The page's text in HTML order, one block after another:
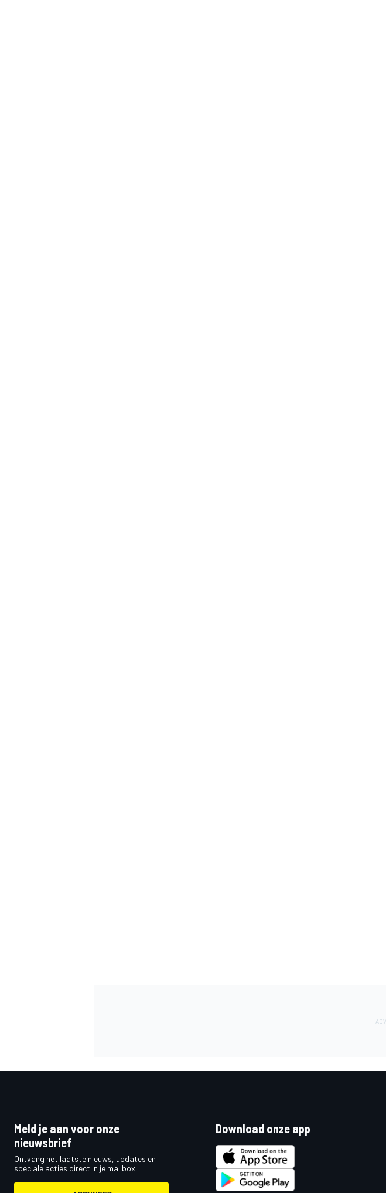
Meld je aan voor onze
nieuwsbrief
Ontvang het laatste nieuws, updates en
speciale acties direct in je mailbox.
Download onze app